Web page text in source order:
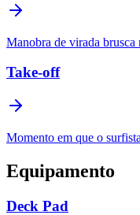
Manobra de virada
Take-off
Momento em que o
Equipamento
Deck Pad